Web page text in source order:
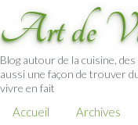
Art de
Blog autour de la cuisine,
aussi une façon de trouver
vivre en fait
Accueil Archives